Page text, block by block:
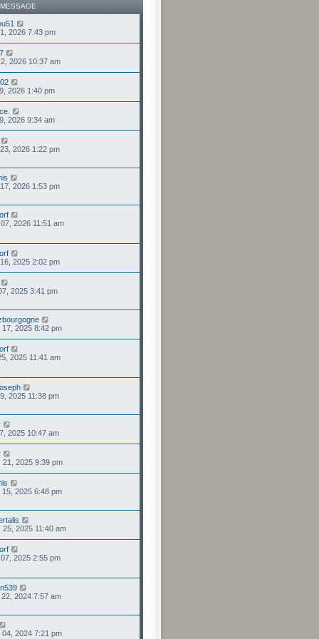
2026 7:43 pm
2026 10:37 am
2026 1:40 pm
2026 9:34 am
2026 1:22 pm
2026 1:53 pm
2026 11:51 am
2025 2:02 pm
2025 3:41 pm
17, 2025 8:42 pm
2025 11:41 am
2025 11:38 pm
2025 10:47 am
21, 2025 9:39 pm
2025 6:48 pm
25, 2025 11:40 am
2025 2:55 pm
2024 7:57 am
04, 2024 7:21 pm